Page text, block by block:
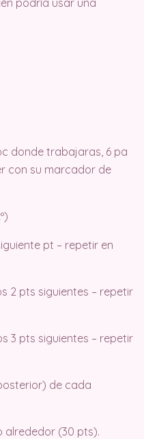
podría usar una
donde trabajaras, 6 pa
con su marcador de
pt – repetir en
2 pts siguientes – repetir
3 pts siguientes – repetir
de cada
alrededor (30 pts).